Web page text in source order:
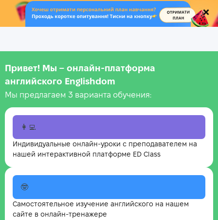
.
Привет! Мы – онлайн‑платформа
английского Englishdom
Мы предлагаем 3 варианта обучения:
👩‍💻
Индивидуальные онлайн-уроки с преподавателем на
нашей интерактивной платформе ED Class
🤓
Самостоятельное изучение английского на нашем
сайте в онлайн-тренажере